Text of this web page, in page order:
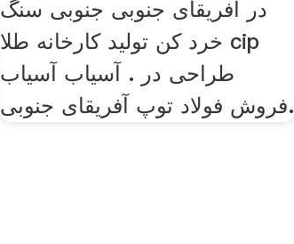
در آفریقای جنوبی جنوبی سنگ
خرد کن تولید کارخانه طلا cip
طراحی در . آسیاب آسیاب
فروش فولاد توپ آفریقای جنوبی.